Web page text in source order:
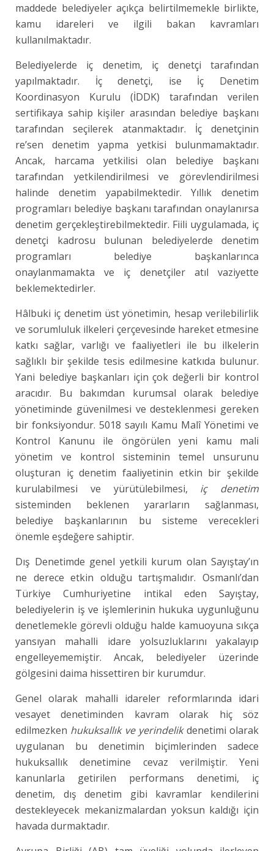
maddede belediyeler açıkça belirtilmemekle birlikte,
kamu idareleri ve ilgili bakan kavramları
kullanılmaktadır.
Belediyelerde iç denetim, iç denetçi tarafından
yapılmaktadır. İç denetçi, ise İç Denetim
Koordinasyon Kurulu (İDDK) tarafından verilen
sertifikaya sahip kişiler arasından belediye başkanı
tarafından seçilerek atanmaktadır. İç denetçinin
re’sen denetim yapma yetkisi bulunmamaktadır.
Ancak, harcama yetkilisi olan belediye başkanı
tarafından yetkilendirilmesi ve görevlendirilmesi
halinde denetim yapabilmektedir. Yıllık denetim
programları belediye başkanı tarafından onaylanırsa
denetim gerçekleştirebilmektedir. Fiili uygulamada, iç
denetçi kadrosu bulunan belediyelerde denetim
programları belediye başkanlarınca
onaylanmamakta ve iç denetçiler atıl vaziyette
beklemektedirler.
Hâlbuki iç denetim üst yönetimin, hesap verilebilirlik
ve sorumluluk ilkeleri çerçevesinde hareket etmesine
katkı sağlar, varlığı ve faaliyetleri ile bu ilkelerin
sağlıklı bir şekilde tesis edilmesine katkıda bulunur.
Yani belediye başkanları için çok değerli bir kontrol
aracıdır. Bu bakımdan kurumsal olarak belediye
yönetiminde güvenilmesi ve desteklenmesi gereken
bir fonksiyondur. 5018 sayılı Kamu Malî Yönetimi ve
Kontrol Kanunu ile öngörülen yeni kamu mali
yönetim ve kontrol sisteminin temel unsurunu
oluşturan iç denetim faaliyetinin etkin bir şekilde
kurulabilmesi ve yürütülebilmesi, iç denetim
sisteminden beklenen yararların sağlanması,
belediye başkanlarının bu sisteme verecekleri
önemle eşdeğere sahiptir.
Dış Denetimde genel yetkili kurum olan Sayıştay’ın
ne derece etkin olduğu tartışmalıdır. Osmanlı’dan
Türkiye Cumhuriyetine intikal eden Sayıştay,
belediyelerin iş ve işlemlerinin hukuka uygunluğunu
denetlemekle görevli olduğu halde kamuoyuna sıkça
yansıyan mahalli idare yolsuzluklarını yakalayıp
engelleyememiştir. Ancak, belediyeler üzerinde
gölgesini daima hissettiren bir kurumdur.
Genel olarak mahalli idareler reformlarında idari
vesayet denetiminden kavram olarak hiç söz
edilmezken hukuksallık ve yerindelikdenetimi olarak
uygulanan bu denetimin biçimlerinden sadece
hukuksallık denetimine cevaz verilmiştir. Yeni
kanunlarla getirilen performans denetimi, iç
denetim, dış denetim gibi kavramlar kendilerini
destekleyecek mekanizmalardan yoksun kaldığı için
havada durmaktadır.